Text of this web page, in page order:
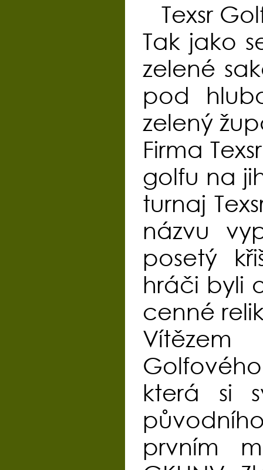
Texsr
Tak jako
zelené
pod
zelený
Firma
golfu na
turnaj
názvu
posetý
hráči byli
cenné
která si
prvním